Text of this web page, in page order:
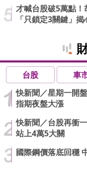
才喊台股破5萬點
「只鎖定3關鍵」揭
台股 車
快新聞／星期一開
指期夜盤大漲
快新聞／台股再衝
站上4萬5大關
國際鋼價落底回穩